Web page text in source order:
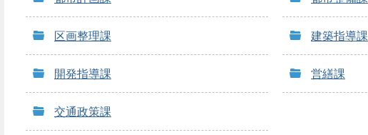
区画整理課 建築指導課
開発指導課 営繕課
交通政策課